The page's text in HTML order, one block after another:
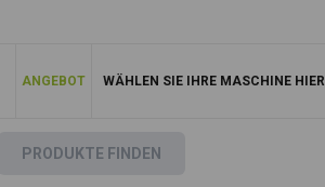
ANGEBOT WÄHLEN SIE IHRE MASCHINE HIER
PRODUKTE FINDEN